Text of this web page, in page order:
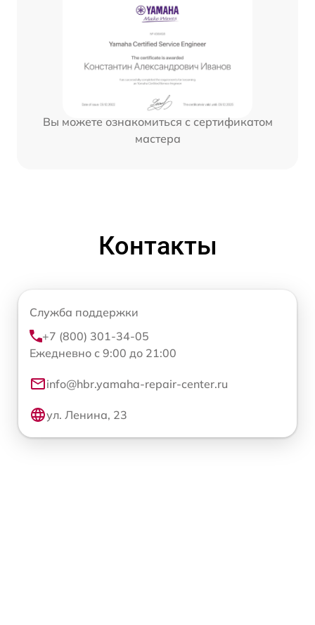
Вы можете ознакомиться с сертификатом
мастера
Контакты
Служба поддержки
+7 (800) 301-34-05
Ежедневно с 9:00 до 21:00
info@hbr.yamaha-repair-center.ru
ул. Ленина, 23